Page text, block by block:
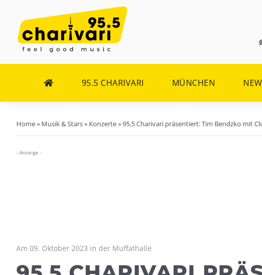
Inhalt
springen
95.5 CHARIVARI MÜNCHEN
Home» Musik & Stars» Konzerte»95.5 Charivari präsentiert: Tim Bendzko mit
- Anzeige -
Am 09. Oktober 2023 in der Muffathalle